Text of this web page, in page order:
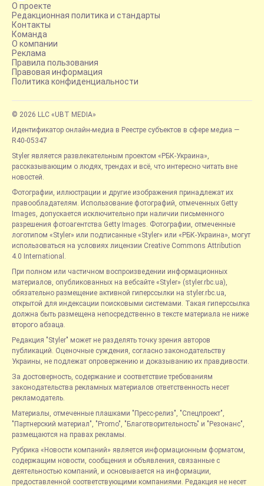
О проекте
Редакционная политика и стандарты
Контакты
Команда
О компании
Реклама
Правила пользования
Правовая информация
Политика конфиденциальности
© 2026 LLC «UBT MEDIA»
Идентификатор онлайн-медиа в Реестре субъектов в сфере медиа —
R40-05347
Styler является развлекательным проектом «РБК-Украина»,
рассказывающим о людях, трендах и всё, что интересно читать вне
новостей.
Фотографии, иллюстрации и другие изображения принадлежат их
правообладателям. Использование фотографий, отмеченных Getty
Images, допускается исключительно при наличии письменного
разрешения фотоагентства Getty Images. Фотографии, отмеченные
логотипом «Styler» или подписанные «Styler» или «РБК-Украина», могут
использоваться на условиях лицензии Creative Commons Attribution
4.0 International.
При полном или частичном воспроизведении информационных
материалов, опубликованных на вебсайте «Styler» (styler.rbc.ua),
обязательно размещение активной гиперссылки на styler.rbc.ua,
открытой для индексации поисковыми системами. Такая гиперссылка
должна быть размещена непосредственно в тексте материала не ниже
второго абзаца.
Редакция "Styler" может не разделять точку зрения авторов
публикаций. Оценочные суждения, согласно законодательству
Украины, не подлежат опровержению и доказыванию их правдивости.
За достоверность, содержание и соответствие требованиям
законодательства рекламных материалов ответственность несет
рекламодатель.
Материалы, отмеченные плашками "Пресс-релиз", "Спецпроект",
"Партнерский материал", "Promo", "Благотворительность" и "Резонанс",
размещаются на правах рекламы.
Рубрика «Новости компаний» является информационным форматом,
содержащим новости, сообщения и объявления, связанные с
деятельностью компаний, и основывается на информации,
предоставленной соответствующими компаниями. Редакция не несет